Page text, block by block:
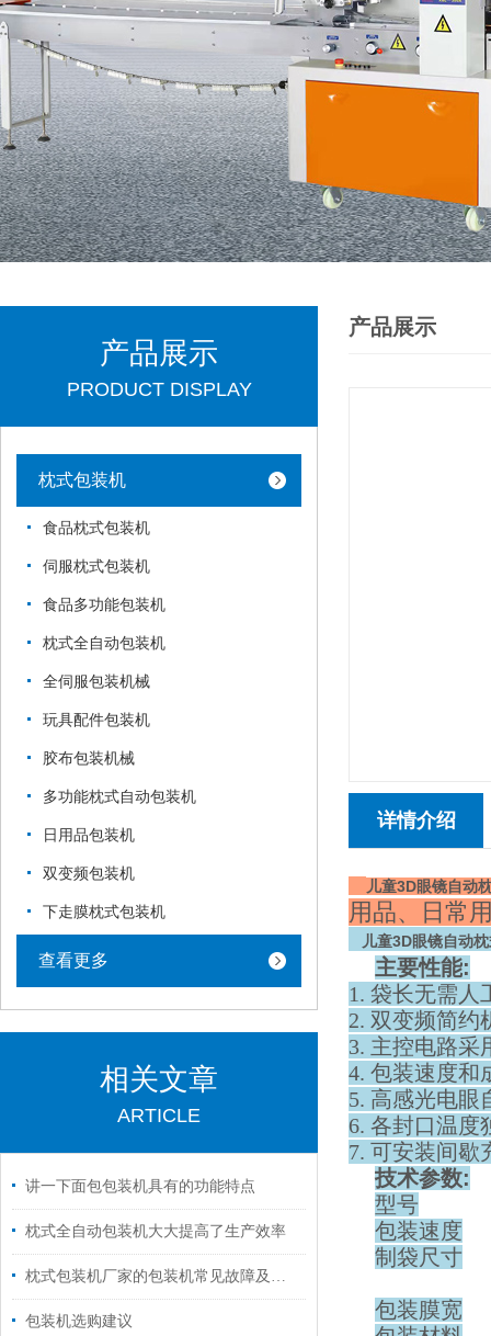
产品展示
PRODUCT DISPLAY
枕式包装机
食品枕式包装机
伺服枕式包装机
食品多功能包装机
枕式全自动包装机
全伺服包装机械
玩具配件包装机
胶布包装机械
多功能枕式自动包装机
日用品包装机
双变频包装机
下走膜枕式包装机
查看更多
相关文章
ARTICLE
讲一下面包包装机具有的功能特点
枕式全自动包装机大大提高了生产效率
枕式包装机厂家的包装机常见故障及维修方法
包装机选购建议
产品展示
详情介绍
儿童3D眼镜自动
用品、日常
儿童3D眼镜自动
主要性能:
1. 袋长无需人
2. 双变频简约
3. 主控电路采
4. 包装速度和
5. 高感光电眼
6. 各封口温度
7. 可安装间歇
技术参数:
型号
包装速度
制袋尺寸
包装膜宽